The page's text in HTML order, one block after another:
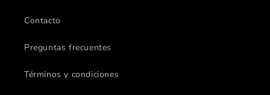
Contacto
Preguntas frecuentes
Términos y condiciones